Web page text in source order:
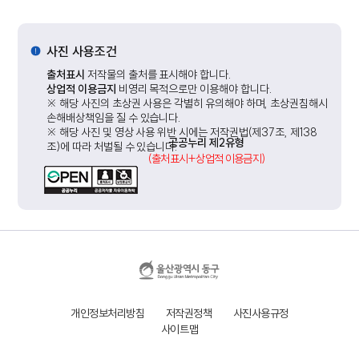
사진 사용조건
출처표시 저작물의 출처를 표시해야 합니다.
상업적 이용금지 비영리 목적으로만 이용해야 합니다.
※ 해당 사진의 초상권 사용은 각별히 유의해야 하며, 초상권침해시
손해배상책임을 질 수 있습니다.
※ 해당 사진 및 영상 사용 위반 시에는 저작권법(제37조, 제138
조)에 따라 처벌될 수 있습니다.공공누리 제2유형
(출처표시+상업적 이용금지)
개인정보처리방침 저작권정책
사진사용규정
사이트맵